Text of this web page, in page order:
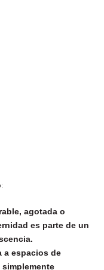
agotada o
es parte de un
a espacios de